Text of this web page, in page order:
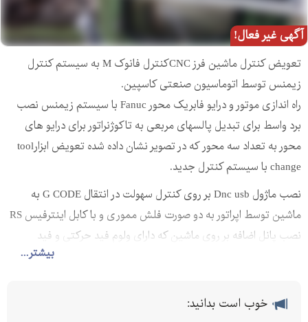
آگهی غیر فعال!
بیشتر...
تعویض کنترل ماشین فرز CNCکنترل فانوک M به سیستم کنترل
زیمنس توسط اتوماسیون صنعتی کاسپین.
راه اندازی موتور و درایو فابریک محور Fanuc با سیستم زیمنس نصب
برد واسط برای تبدیل پالسهای مربعی به تاکوژنراتور برای درایو های
محور به تعداد سه محور که در تصویر نشان داده شده تعویض ابزارtool
change با سیستم کنترل جدید.
نصب ماژول Dnc usb بر روی کنترل سهولت در انتقال G CODE به
ماشین توسط اپراتور به دو صورت فلش مموری و با کابل اینترفیس RS
نصب پانل اضافه بر روی ماشین که دارای ولوم فید حرکتی و فید
اسپیندل می باشد برای سهولت آسان و سریع این امکان را به اپراتور می
اتوماسیون صنعتی کاسپین همیشه سعی در این داشته که بهترین راه
خوب است بدانید: